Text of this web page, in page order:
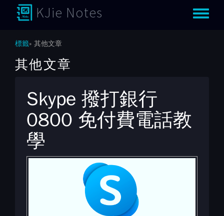
KJie Notes Toggle
標籤 其他文章
其他文章
Skype 撥打銀行
0800 免付費電話教
學